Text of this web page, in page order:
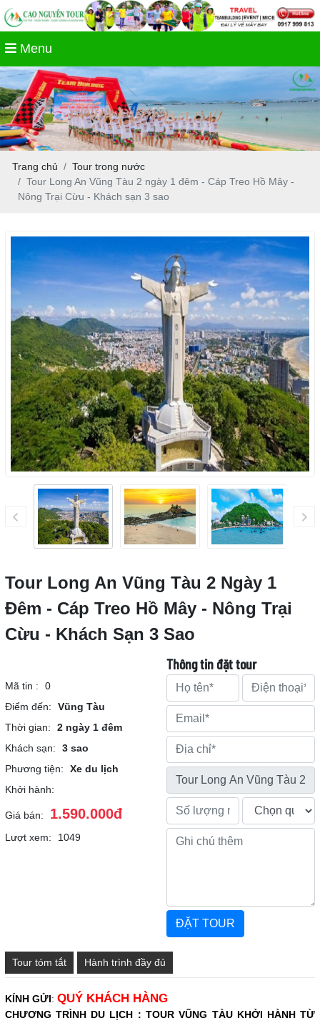
Menu
Trang chủ
Tour trong nước
Tour Long An Vũng Tàu 2 ngày 1 đêm - Cáp Treo Hồ Mây -
Nông Trại Cừu - Khách sạn 3 sao
Tour Long An Vũng Tàu 2 Ngày 1
Đêm - Cáp Treo Hồ Mây - Nông Trại
Cừu - Khách Sạn 3 Sao
Mã tin :
0
Điểm đến:
Vũng Tàu
Thời gian:
2 ngày 1 đêm
Khách sạn:
3 sao
Phương tiện:
Xe du lịch
Khởi hành:
Giá bán: 1.590.000đ
Lượt xem: 1049
Thông tin đặt tour
Tour tóm tắt Hành trình đầy đủ
KÍNH GỬI: QUÝ KHÁCH HÀNG
CHƯƠNG TRÌNH DU LỊCH : TOUR VŨNG TÀU KHỞI HÀNH TỪ